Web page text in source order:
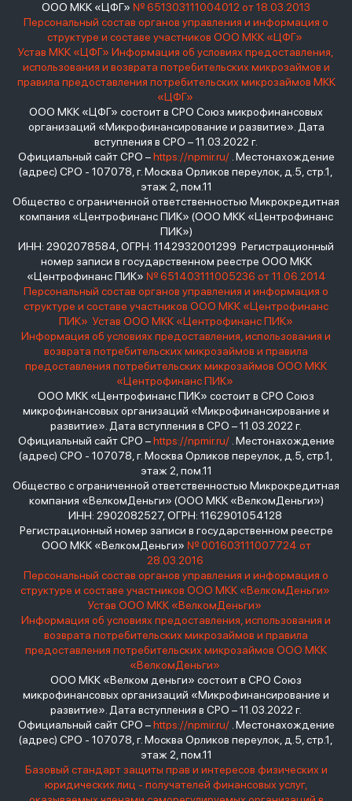
ООО МКК «ЦФГ» № 651303111004012 от 18.03.2013
Персональный состав органов управления и информация о
структуре и составе участников ООО МКК «ЦФГ»
Устав МКК «ЦФГ» Информация об условиях предоставления,
использования и возврата потребительских микрозаймов и
правила предоставления потребительских микрозаймов МКК
«ЦФГ»
ООО МКК «ЦФГ» состоит в СРО Союз микрофинансовых
организаций «Микрофинансирование и развитие». Дата
вступления в СРО – 11.03.2022 г.
Официальный сайт СРО –https://npmir.ru/. Местонахождение
(адрес) СРО - 107078, г. Москва Орликов переулок, д.5, стр.1,
этаж 2, пом.11
Общество с ограниченной ответственностью Микрокредитная
компания «Центрофинанс ПИК» (ООО МКК «Центрофинанс
ПИК»)
ИНН: 2902078584, ОГРН: 1142932001299 Регистрационный
номер записи в государственном реестре ООО МКК
«Центрофинанс ПИК» № 651403111005236 от 11.06.2014
Персональный состав органов управления и информация о
структуре и составе участников ООО МКК «Центрофинанс
ПИК» Устав ООО МКК «Центрофинанс ПИК»
Информация об условиях предоставления, использования и
возврата потребительских микрозаймов и правила
предоставления потребительских микрозаймов ООО МКК
«Центрофинанс ПИК»
ООО МКК «Центрофинанс ПИК» состоит в СРО Союз
микрофинансовых организаций «Микрофинансирование и
развитие». Дата вступления в СРО – 11.03.2022 г.
Официальный сайт СРО –https://npmir.ru/. Местонахождение
(адрес) СРО - 107078, г. Москва Орликов переулок, д.5, стр.1,
этаж 2, пом.11
Общество с ограниченной ответственностью Микрокредитная
компания «ВелкомДеньги» (ООО МКК «ВелкомДеньги»)
ИНН: 2902082527, ОГРН: 1162901054128
Регистрационный номер записи в государственном реестре
ООО МКК «ВелкомДеньги» № 001603111007724 от
28.03.2016
Персональный состав органов управления и информация о
структуре и составе участников ООО МКК «ВелкомДеньги»
Устав ООО МКК «ВелкомДеньги»
Информация об условиях предоставления, использования и
возврата потребительских микрозаймов и правила
предоставления потребительских микрозаймов ООО МКК
«ВелкомДеньги»
ООО МКК «Велком деньги» состоит в СРО Союз
микрофинансовых организаций «Микрофинансирование и
развитие». Дата вступления в СРО – 11.03.2022 г.
Официальный сайт СРО –https://npmir.ru/. Местонахождение
(адрес) СРО - 107078, г. Москва Орликов переулок, д.5, стр.1,
этаж 2, пом.11
Базовый стандарт защиты прав и интересов физических и
юридических лиц - получателей финансовых услуг,